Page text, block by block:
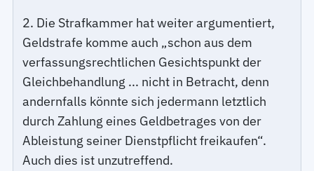
2. Die Strafkammer hat weiter argumentiert,
Geldstrafe komme auch „schon aus dem
verfassungsrechtlichen Gesichtspunkt der
Gleichbehandlung ... nicht in Betracht, denn
andernfalls könnte sich jedermann letztlich
durch Zahlung eines Geldbetrages von der
Ableistung seiner Dienstpflicht freikaufen“.
Auch dies ist unzutreffend.